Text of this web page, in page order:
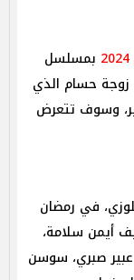
بمسلسل
زوجة حسام الذي
وسوف تتعرض
في رمضان
أيمن سلامة،
عبير صبري، سوسن